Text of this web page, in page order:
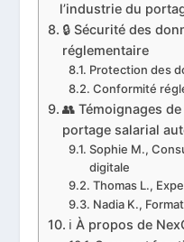
l’industrie du
🔒 Sécurité des
réglementaire
Protection des
Conformité
👥 Témoignages
portage salarial
Sophie M.,
digitale
Thomas L.,
Nadia K.,
ℹ️ À propos de